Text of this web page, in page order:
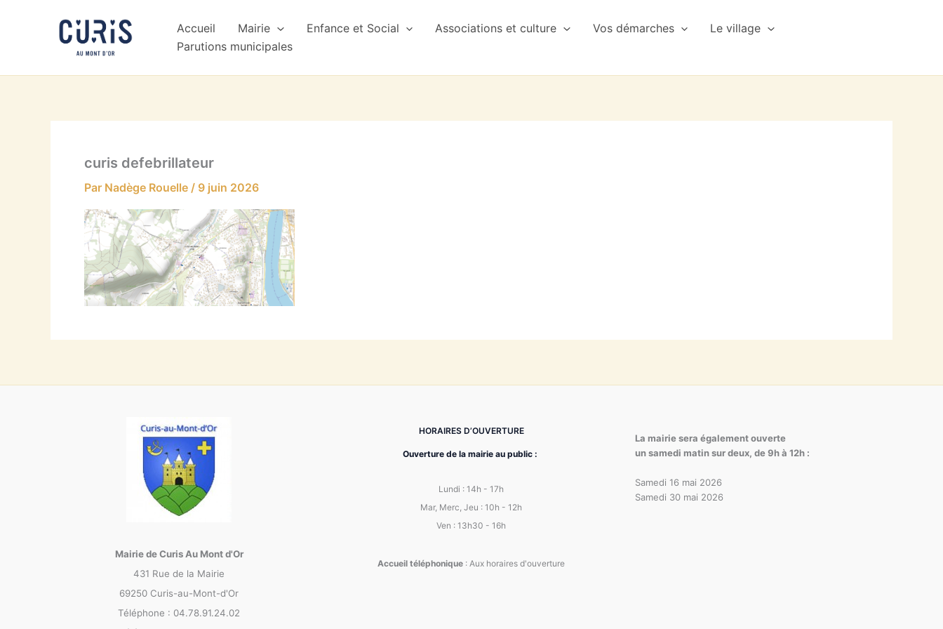
Accueil Mairie Enfance et Social Associations et culture Vos démarches
Le village
Parutions municipales
curis defebrillateur
Par Nadège Rouelle / 9 juin 2026
Mairie de Curis Au Mont d'Or
431 Rue de la Mairie
69250 Curis-au-Mont-d'Or
Téléphone : 04.78.91.24.02
HORAIRES D’OUVERTURE
Ouverture de la mairie au public :
Lundi : 14h - 17h
Mar, Merc, Jeu : 10h - 12h
Ven : 13h30 - 16h
Accueil téléphonique : Aux horaires d'ouverture
La mairie sera également ouverte
un samedi matin sur deux, de 9h à 12h :
Samedi 16 mai 2026
Samedi 30 mai 2026